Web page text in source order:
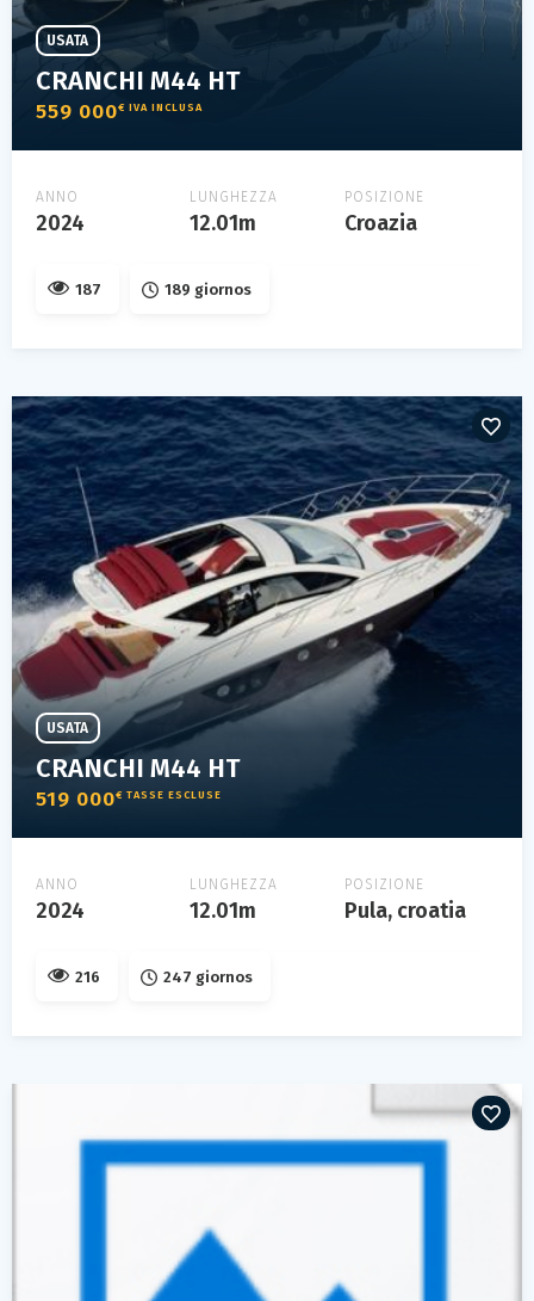
CRANCHI M44 HT
559 000€ IVA INCLUSA
USATA
ANNO
2024
LUNGHEZZA
12.01m
POSIZIONE
Croazia
187 189 giornos
CRANCHI M44 HT
519 000€ TASSE ESCLUSE
USATA
ANNO
2024
LUNGHEZZA
12.01m
POSIZIONE
Pula, croatia
216 247 giornos